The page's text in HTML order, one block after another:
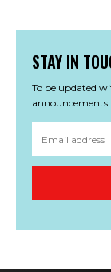
STAY IN
To be updated
announcements.